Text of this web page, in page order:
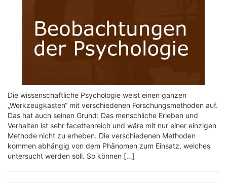
Die wissenschaftliche Psychologie weist einen ganzen
„Werkzeugkasten“ mit verschiedenen Forschungsmethoden auf.
Das hat auch seinen Grund: Das menschliche Erleben und
Verhalten ist sehr facettenreich und wäre mit nur einer einzigen
Methode nicht zu erheben. Die verschiedenen Methoden
kommen abhängig von dem Phänomen zum Einsatz, welches
untersucht werden soll. So können […]